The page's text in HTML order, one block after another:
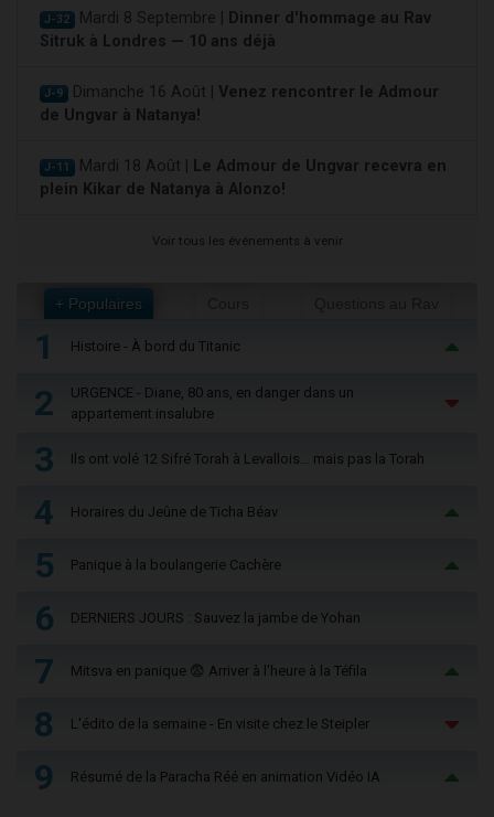
J-32 Mardi 8 Septembre |
Dinner d'hommage au Rav
Sitruk à Londres — 10 ans déjà
J-9 Dimanche 16 Août | Venez rencontrer le Admour
de Ungvar à Natanya!
J-11 Mardi 18 Août |
Le Admour de Ungvar recevra en
plein Kikar de Natanya à Alonzo!
Voir tous les événements à venir
+ Populaires
1 Histoire - À bord du Titanic
2
URGENCE - Diane, 80 ans, en danger dans un
appartement insalubre
3 Ils ont volé 12 Sifré Torah à Levallois… mais pas la Torah
4 Horaires du Jeûne de Ticha Béav
5 Panique à la boulangerie Cachère
6 DERNIERS JOURS : Sauvez la jambe de Yohan
7 Mitsva en panique 😨 Arriver à l'heure à la Téfila
8 L'édito de la semaine - En visite chez le Steipler
9 Résumé de la Paracha Réé en animation Vidéo IA